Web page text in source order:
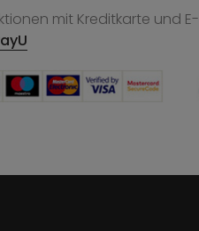
mit Kreditkarte und E-